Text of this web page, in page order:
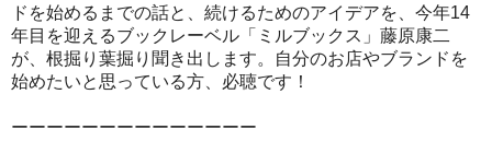
ドを始めるまでの話と、続けるためのアイデアを、今年14
年目を迎えるブックレーベル「ミルブックス」藤原康二
が、根掘り葉掘り聞き出します。自分のお店やブランドを
始めたいと思っている方、必聴です！
ーーーーーーーーーーーーーー